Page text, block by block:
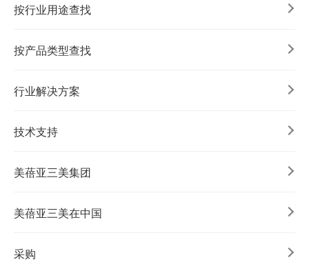
按行业用途查找
按产品类型查找
行业解决方案
技术支持
美蓓亚三美集团
美蓓亚三美在中国
采购